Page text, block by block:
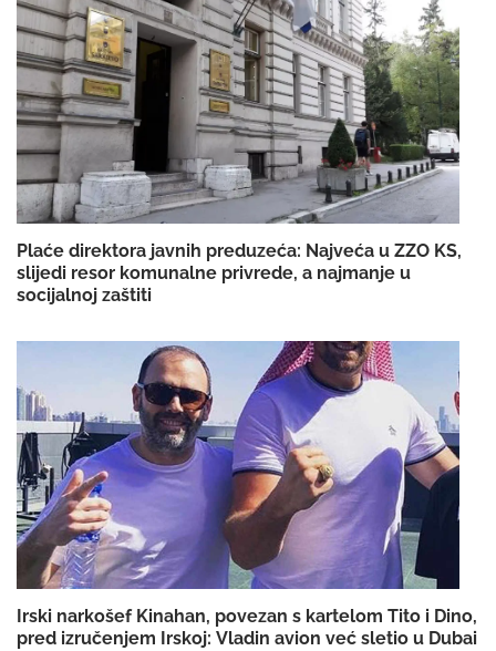
Plaće direktora javnih preduzeća: Najveća u ZZO KS,
slijedi resor komunalne privrede, a najmanje u
socijalnoj zaštiti
Irski narkošef Kinahan, povezan s kartelom Tito i Dino,
pred izručenjem Irskoj: Vladin avion već sletio u Dubai